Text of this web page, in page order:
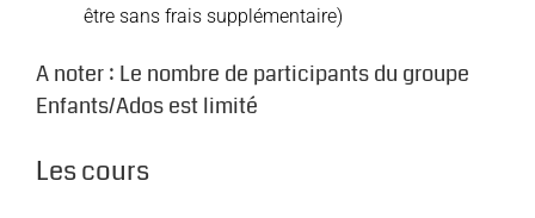
être sans frais supplémentaire)
A noter : Le nombre de participants du groupe
Enfants/Ados est limité
Les cours